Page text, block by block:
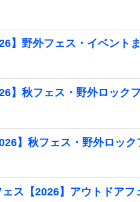
】野外フェス・イベント
】秋フェス・野外ロック
】秋フェス・野外ロッ
ス【2026】アウトドアフ